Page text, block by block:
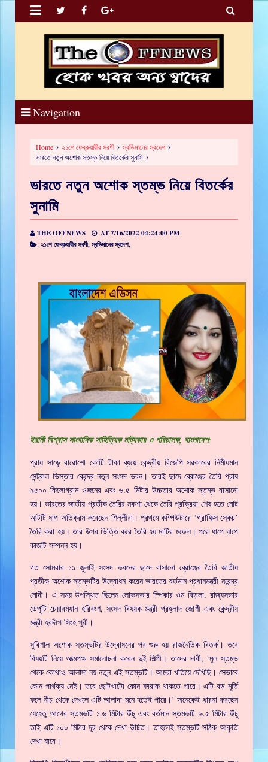
 
Navigation
Home ২১শে ফেব্রুয়ারীর সরণী
স্বভিমানের স্বদেশ
ভারতে নতুন অশোক স্তম্ভ নিয়ে বিতর্কের সুনামি
ভারতে নতুন অশোক স্তম্ভ নিয়ে বিতর্কের
সুনামি
THE OFFNEWS AT7/16/2022 04:24:00 PM
২১শে ফেব্রুয়ারীর সরণী,স্বভিমানের স্বদেশ,
ইরানী বিশ্বাস সাংবাদিক সাহিত্যিক নাট্যকার ও পরিচালক, বাংলাদেশ:
প্রায় সাড়ে বারোশো কোটি টাকা ব্যয়ে কেন্দ্রীয় বিজেপি সরকারের নির্মীয়মান
সেন্ট্রাল ভিস্তার কেন্দ্রে নতুন সংসদ ভবন। তারই ছাদে ব্রোঞ্জের তৈরি প্রায়
৯৫০০ কিলোগ্রাম ওজনের এবং ৬.৫ মিটার উচ্চতার অশোক স্তম্ভ বাসানো
হয়। ভারতের জাতীয় প্রতীক তৈরির নকশা থেকে তৈরি প্রক্রিয়া শেষ হতে মোট
আটটি ধাপ অতিক্রম করেছেন শিল্লীরা। প্রথমে কম্পিউটারে ‘গ্রাফিক্স স্কেচ’
তৈরি করা হয়। তার উপর ভিত্তি করে তৈরি হয় মাটির মডেল। পরে ধাপে ধাপে
কাজটি সম্পন্ন হয়।
গত সোমবার ১১ জুলাই সংসদ ভবনের ছাদে বাসানো ব্রোঞ্জের তৈরি জাতীয়
প্রতীক অশোক স্তম্ভটির উদ্বোধন করেন ভারতের বর্তমান প্রধানমন্ত্রী নরেন্দ্র
মোদী। এ সময় উপস্থিত ছিলেন লোকসভার স্পিকার ওম বিড়লা, রাজ্যসভার
ডেপুটি চেয়ারম্যান হরিবংশ, সংসদ বিষয়ক মন্ত্রী প্রহ্লাদ জোশী এবং কেন্দ্রীয়
মন্ত্রী হরদীপ সিংহ পুরী।
সুবিশাল অশোক স্তম্ভটির উদ্বোধনের পর শুরু হয় রাজনৈতিক বিতর্ক। তবে
বিষয়টি নিয়ে আত্মপক্ষ সমালোচনা করেন দুই শিল্পী। তাদের দাবী, ‘মূল স্তম্ভ
থেকে কোথাও আলাদা নয় নতুন এই স্তম্ভটি। আমরা খতিয়ে দেখিছি। সেভাবে
কোন পার্থক্য নেই। তবে ছোটখাটো কোন ফারাক থাকতে পারে। এটি বড় মূর্তি
ফলে নীচ থেকে দেখলে এটি আলাদা মনে হতেই পারে।’ অনেকেই ধারনা করছেন
যেহেতু আগের স্তম্ভটি ১.৬ মিটার উঁচু এবং বর্তমান স্তম্ভটি ৬.৫ মিটার উঁচু
তাই এটি ১০০ মিটার দূর থেকে দেখা উচিত। তাহলেই স্তম্ভটি সঠিক আকৃতি
দেখা যাবে।